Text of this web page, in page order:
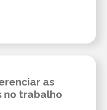
as
no trabalho